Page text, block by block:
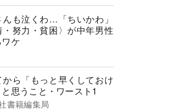
も泣くわ…「ちいかわ」
努力・貧困〉が中年男性
ケ
ら「もっと早くしておけ
思うこと・ワースト1
書籍編集局